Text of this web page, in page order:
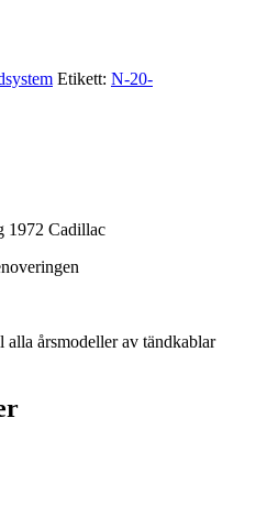
Etikett: N-20-
1972 Cadillac
årsmodeller av tändkablar